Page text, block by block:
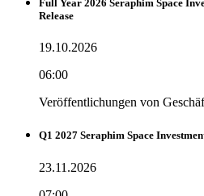
Full Year 2026 Seraphim Space
Release
19.10.2026
06:00
Veröffentlichungen von
Q1 2027 Seraphim Space
23.11.2026